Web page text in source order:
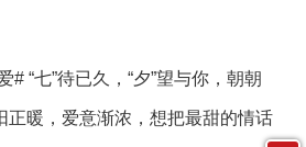
“七”待已久，“夕”望与你，朝朝
正暖，爱意渐浓，想把最甜的情话